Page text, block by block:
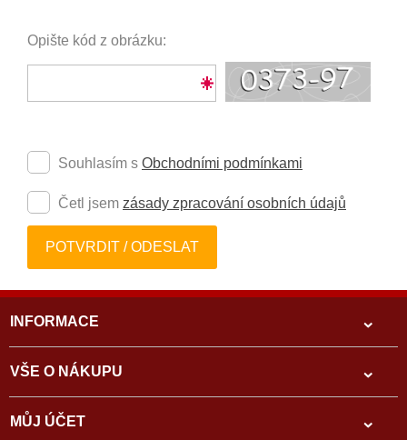
Opište kód z obrázku:
Souhlasím s Obchodními podmínkami
Četl jsem zásady zpracování osobních údajů
POTVRDIT / ODESLAT
INFORMACE
VŠE O NÁKUPU
MŮJ ÚČET